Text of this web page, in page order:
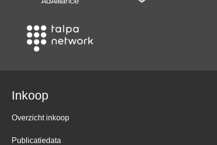
Inkoop
Overzicht inkoop
Publicatiedata